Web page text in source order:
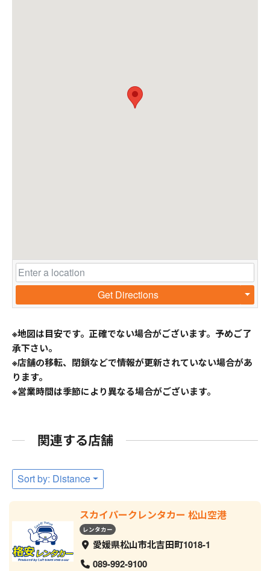
Get Directions
※地図は目安です。正確でない場合がございます。予めご了
承下さい。
※店舗の移転、閉鎖などで情報が更新されていない場合があ
ります。
※営業時間は季節により異なる場合がございます。
関連する店舗
Sort by: Distance
スカイパークレンタカー 松山空港
レンタカー
愛媛県松山市北吉田町1018-1
089-992-9100